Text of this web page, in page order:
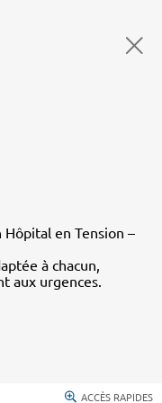
en Tension –
à chacun,
aux urgences.
ACCÈS RAPIDES